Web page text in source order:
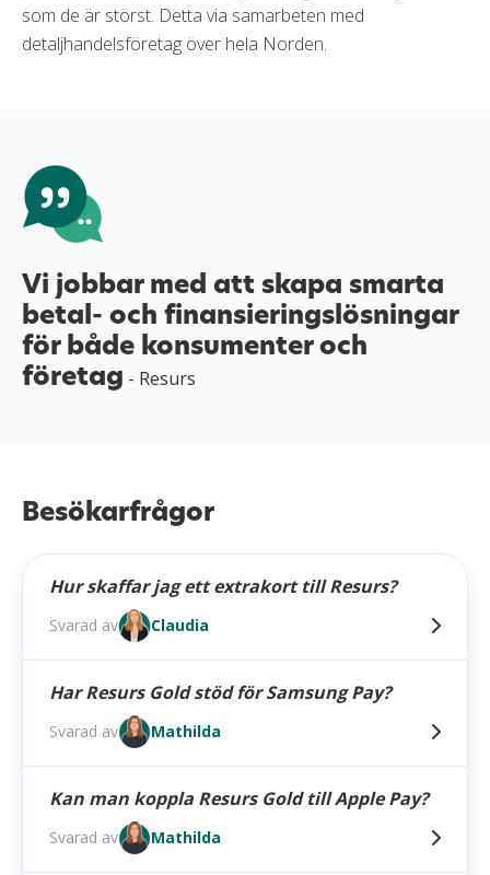
som de är störst. Detta via samarbeten med
detaljhandelsföretag över hela Norden.
Vi jobbar med att skapa smarta
betal- och finansieringslösningar
för både konsumenter och
företag - Resurs
Besökarfrågor
Hur skaffar jag ett extrakort till Resurs?
Svarad av Claudia
Har Resurs Gold stöd för Samsung Pay?
Svarad av Mathilda
Kan man koppla Resurs Gold till Apple Pay?
Svarad av Mathilda